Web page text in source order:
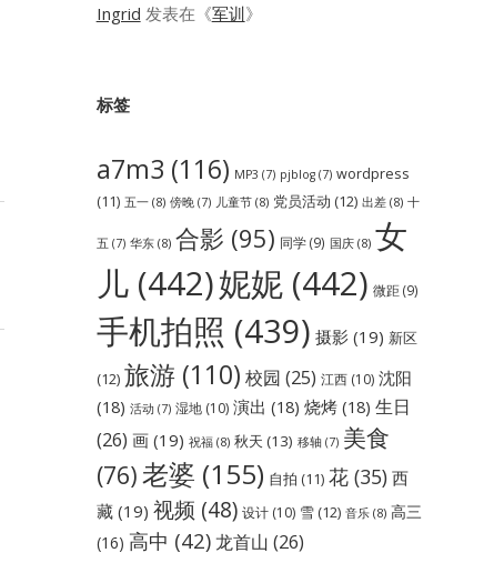
Ingrid 发表在《军训》
标签
a7m3 (116) MP3 (7) pjblog(7) wordpress
(11) 五一(8) 傍晚(7) 儿童节(8) 党员活动 (12) 出差(8) 十
五 (7) 华东(8) 合影 (95) 同学(9) 国庆(8) 女
儿(442)妮妮(442) 微距(9)
手机拍照 (439) 摄影(19) 新区
(12) 旅游(110) 校园 (25) 江西(10) 沈阳
(18) 活动 (7) 湿地(10) 演出 (18) 烧烤(18) 生日
(26) 画(19) 祝福(8) 秋天 (13) 移轴(7) 美食
(76)老婆 (155) 自拍 (11) 花(35) 西
藏(19) 视频 (48) 设计(10) 雪(12) 音乐(8) 高三
(16) 高中 (42)龙首山 (26)